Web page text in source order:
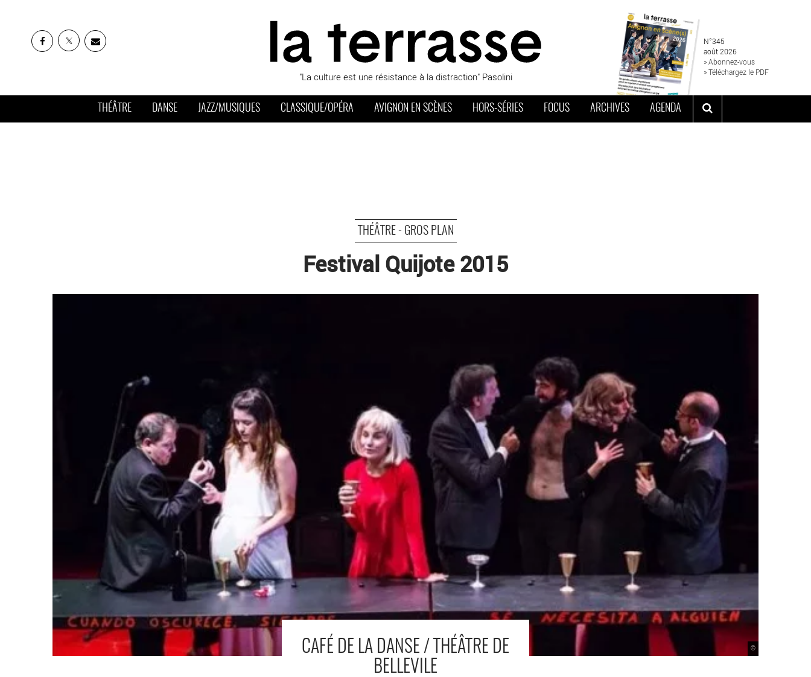
"La culture est une résistance à la distraction" Pasolini
N°345
août 2026
» Abonnez-vous
» Téléchargez le PDF
THÉÂTRE DANSE JAZZ/MUSIQUES CLASSIQUE/OPÉRA AVIGNON EN SCÈNES HORS-SÉRIES FOCUS ARCHIVES AGENDA
THÉÂTRE - GROS PLAN
Festival Quijote 2015
©
CAFÉ DE LA DANSE / THÉÂTRE DE
BELLEVILE